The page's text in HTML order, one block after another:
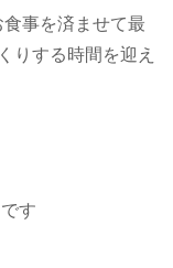
事を済ませて最
りする時間を迎え
す